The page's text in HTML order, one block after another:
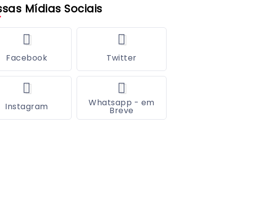
Mídias Sociais
Facebook Twitter
Instagram Whatsapp - em
Breve